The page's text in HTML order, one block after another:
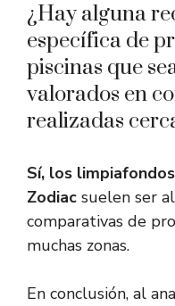
¿Hay alguna
específica de
piscinas que
valorados en
realizadas
Sí, los
Zodiac suelen ser
comparativas de
muchas zonas.
En conclusión, al